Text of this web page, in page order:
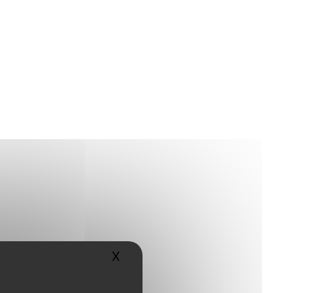
X Masquer le bandeau des cookies